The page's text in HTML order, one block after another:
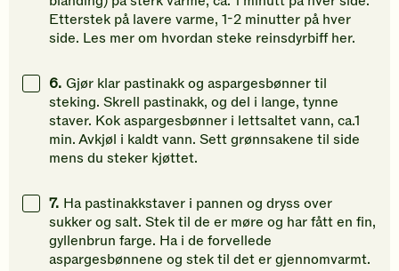
Etterstek på lavere varme, 1-2 minutter på hver
side. Les mer om hvordan steke reinsdyrbiff her.
6. Gjør klar pastinakk og aspargesbønner til
steking. Skrell pastinakk, og del i lange, tynne
staver. Kok aspargesbønner i lettsaltet vann, ca.1
min. Avkjøl i kaldt vann. Sett grønnsakene til side
mens du steker kjøttet.
7. Ha pastinakkstaver i pannen og dryss over
sukker og salt. Stek til de er møre og har fått en fin,
gyllenbrun farge. Ha i de forvellede
aspargesbønnene og stek til det er gjennomvarmt.